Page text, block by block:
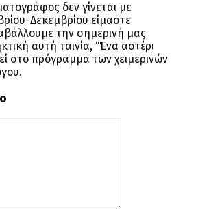
δεν γίνεται με
Δεκεμβρίου είμαστε
την σημερινή μας
αυτή ταινία, “Ένα αστέρι
στο πρόγραμμα των χειμερινών